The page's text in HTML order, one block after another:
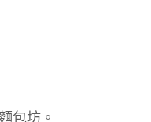
包坊。